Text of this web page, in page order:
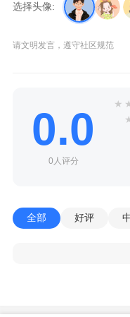
选择头像:
请文明发言，遵守社区规范
0.0
0人评分
★
全部 好评